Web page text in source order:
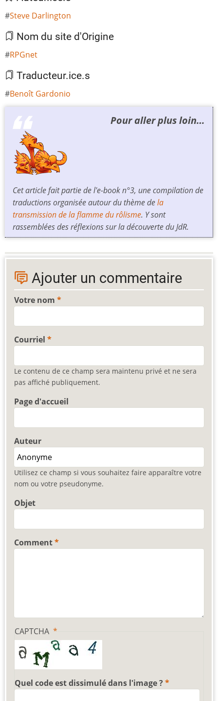
Steve Darlington
Nom du site d'Origine
RPGnet
Traducteur.ice.s
Benoît Gardonio
Pour aller plus loin…
Cet article fait partie de l'e-book n°3, une compilation de
traductions organisée autour du thème dela
transmission de la flamme du rôlisme. Y sont
rassemblées des réflexions sur la découverte du JdR.
Ajouter un commentaire
Votre nom
Courriel
Le contenu de ce champ sera maintenu privé et ne sera
pas affiché publiquement.
Page d'accueil
Auteur
Utilisez ce champ si vous souhaitez faire apparaître votre
nom ou votre pseudonyme.
Objet
Comment
CAPTCHA
Quel code est dissimulé dans l'image ?